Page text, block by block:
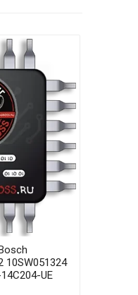
10SW051324
UE